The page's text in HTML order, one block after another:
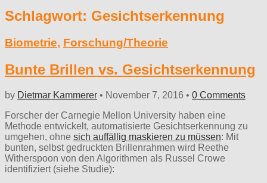
Schlagwort: Gesichtserkennung
Biometrie, Forschung/Theorie
Bunte Brillen vs. Gesichtserkennung
by Dietmar Kammerer • November 7, 2016 • 0 Comments
Forscher der Carnegie Mellon University haben eine
Methode entwickelt, automatisierte Gesichtserkennung zu
umgehen, ohne sich auffällig maskieren zu müssen: Mit
bunten, selbst gedruckten Brillenrahmen wird Reethe
Witherspoon von den Algorithmen als Russel Crowe
identifiziert (siehe Studie):